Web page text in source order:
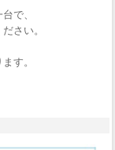
で、
さい。
す。